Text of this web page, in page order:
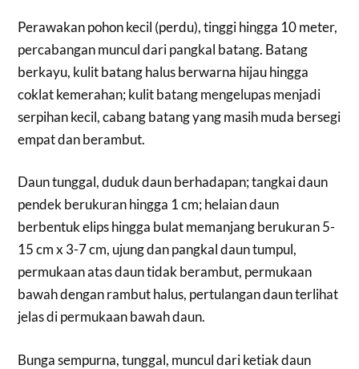
Perawakan pohon kecil (perdu), tinggi hingga 10 meter,
percabangan muncul dari pangkal batang. Batang
berkayu, kulit batang halus berwarna hijau hingga
coklat kemerahan; kulit batang mengelupas menjadi
serpihan kecil, cabang batang yang masih muda bersegi
empat dan berambut.
Daun tunggal, duduk daun berhadapan; tangkai daun
pendek berukuran hingga 1 cm; helaian daun
berbentuk elips hingga bulat memanjang berukuran 5-
15 cm x 3-7 cm, ujung dan pangkal daun tumpul,
permukaan atas daun tidak berambut, permukaan
bawah dengan rambut halus, pertulangan daun terlihat
jelas di permukaan bawah daun.
Bunga sempurna, tunggal, muncul dari ketiak daun